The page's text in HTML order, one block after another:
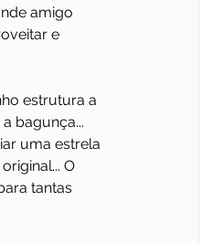
amigo
e
estrutura a
bagunça...
uma estrela
O
tantas